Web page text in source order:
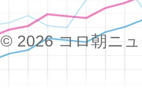
© 2026 コロ朝ニ